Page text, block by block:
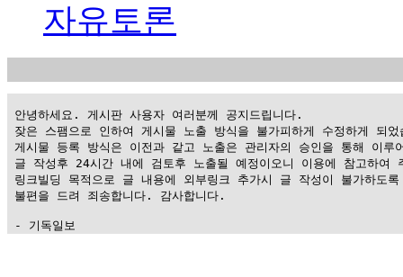
자유토론
안녕하세요. 게시판 사용자 여러분께 공지드립니다.
잦은 스팸으로 인하여 게시물 노출 방식을 불가피하게 수정하게 되었
게시물 등록 방식은 이전과 같고 노출은 관리자의 승인을 통해 이루
글 작성후 24시간 내에 검토후 노출될 예정이오니 이용에 참고하여
링크빌딩 목적으로 글 내용에 외부링크 추가시 글 작성이 불가하도
불편을 드려 죄송합니다. 감사합니다.
- 기독일보